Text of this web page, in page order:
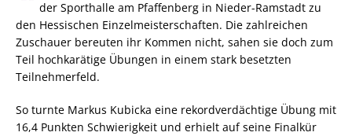
der Sporthalle am Pfaffenberg in Nieder-Ramstadt zu
den Hessischen Einzelmeisterschaften. Die zahlreichen
Zuschauer bereuten ihr Kommen nicht, sahen sie doch zum
Teil hochkarätige Übungen in einem stark besetzten
Teilnehmerfeld.
So turnte Markus Kubicka eine rekordverdächtige Übung mit
16,4 Punkten Schwierigkeit und erhielt auf seine Finalkür